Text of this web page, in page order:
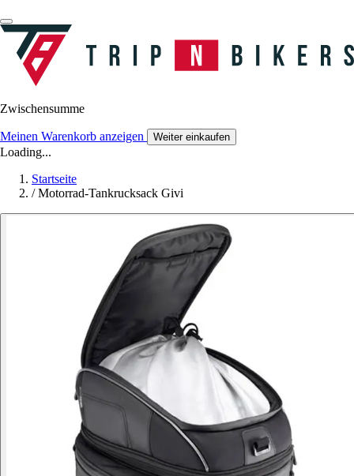
Zwischensumme
Meinen Warenkorb anzeigen Weiter einkaufen
Loading...
Startseite
/ Motorrad-Tankrucksack Givi